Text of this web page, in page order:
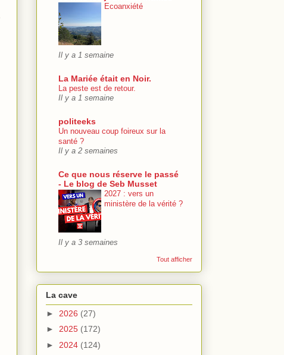
Ecoanxiété
Il y a 1 semaine
La Mariée était en Noir.
La peste est de retour.
Il y a 1 semaine
politeeks
Un nouveau coup foireux sur la
santé ?
Il y a 2 semaines
Ce que nous réserve le passé
- Le blog de Seb Musset
2027 : vers un
ministère de la vérité ?
Il y a 3 semaines
Tout afficher
La cave
► 2026 (27)
► 2025 (172)
► 2024 (124)